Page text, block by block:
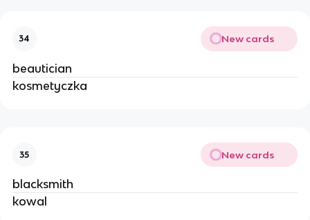
34 New cards
beautician
kosmetyczka
35 New cards
blacksmith
kowal